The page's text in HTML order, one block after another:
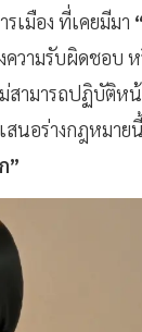
เมือง ที่เคยมีมา
ความรับผิดชอบ
สามารถปฏิบัติห
สนอร่างกฎหมา
”